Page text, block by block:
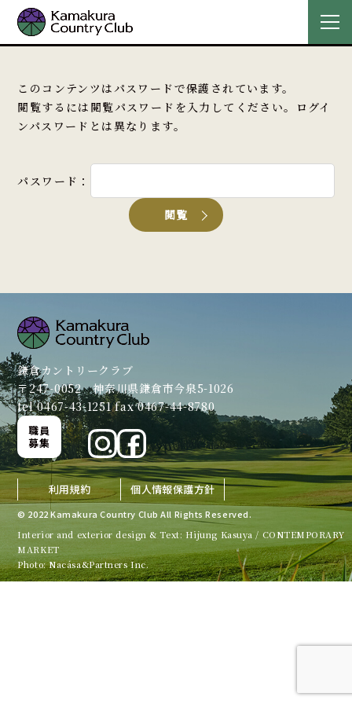
このコンテンツはパスワードで保護されています。
閲覧するには閲覧パスワードを入力してください。ログイ
ンパスワードとは異なります。
パスワード：
閲覧
鎌倉カントリークラブ
〒247-0052 神奈川県鎌倉市今泉5-1026
tel 0467-43-1251 fax 0467-44-8780
職員
募集
© 2022 Kamakura Country Club All Rights Reserved.
利用規約 個人情報保護方針
Interior and exterior design & Text: Hijung Kasuya / CONTEMPORARY
MARKET
Photo: Nacása&Partners Inc.